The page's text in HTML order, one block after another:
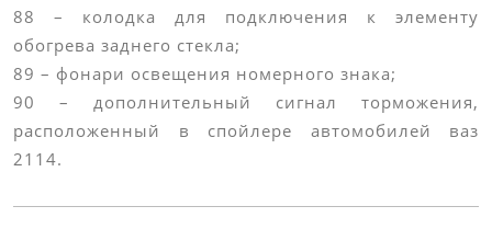
88 – колодка для подключения к элементу
обогрева заднего стекла;
89 – фонари освещения номерного знака;
90 – дополнительный сигнал торможения,
расположенный в спойлере автомобилей ваз
2114.